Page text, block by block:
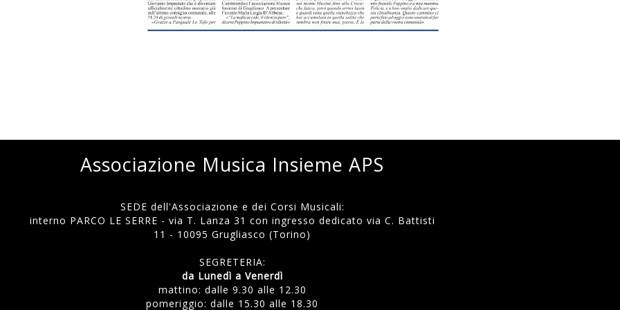
Associazione Musica Insieme APS
SEDE dell'Associazione e dei Corsi Musicali:
interno PARCO LE SERRE - via T. Lanza 31 con ingresso dedicato via C. Battisti
11 - 10095 Grugliasco (Torino)
SEGRETERIA:
da Lunedì a Venerdì
mattino: dalle 9.30 alle 12.30
pomeriggio: dalle 15.30 alle 18.30